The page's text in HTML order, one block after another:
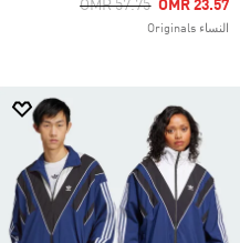
Price Reduced From
OMR 57.75ToOMR 23.57
النساء Originals